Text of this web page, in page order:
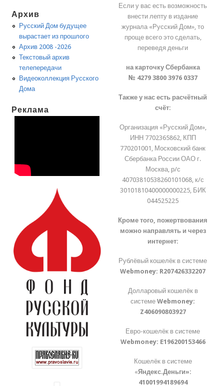
Архив
Русский Дом будущее
вырастает из прошлого
Архив 2008 -2026
Текстовый архив
телепередачи
Видеоколлекция Русского
Дома
Реклама
Если у вас есть возможность
внести лепту в издание
журнала «Русский Дом», то
проще всего это сделать,
переведя деньги
на карточку Сбербанка
№ 4279 3800 3976 0337
Также у нас есть расчётный
счёт:
Организация «Русский Дом»,
ИНН 7702365862, КПП
770201001, Московский банк
Сбербанка России ОАО г.
Москва, р/с
40703810538260101068, к/с
30101810400000000225, БИК
044525225
Кроме того, пожертвования
можно направлять и через
интернет:
Рублёвый кошелёк в системе
Webmoney: R207426332207
Долларовый кошелёк в
системеWebmoney:
Z406090803927
Евро-кошелёк в системе
Webmoney: E196200153466
Кошелёк в системе
«Яндекс.Деньги»:
41001994189694